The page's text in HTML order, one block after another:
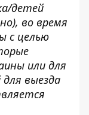
детей
во время
с целью
или для
выезда